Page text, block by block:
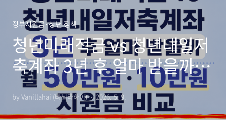
정부지원금·청년 정책
청년미래적금 vs 청년내일저
축계좌 3년 후 얼마 받을까｜
월 50만원·10만원 지원금 비
교
by Vanillahai (바닐라하이) 2026. 5. 9.